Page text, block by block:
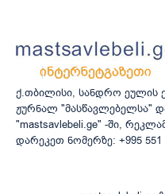
ქ.თბილისი, სანდრო ეულის ქ.
ჟურნალ "მასწავლებელსა"
"mastsavlebeli.ge" -ში,
დარეკეთ ნომერზე: +995 551